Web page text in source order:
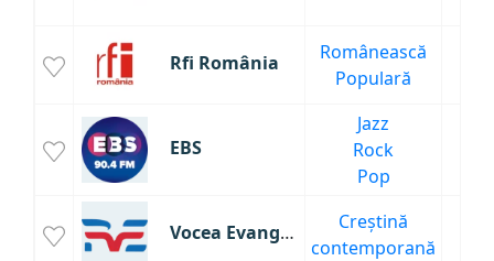
Rfi România
Românească
Populară
EBS
Jazz
Rock
Pop
Vocea Evangheliei Timişoara
Creștină
contemporană